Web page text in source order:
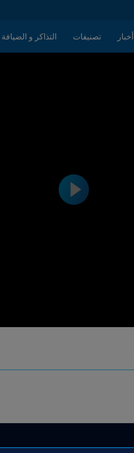
أخبار تصنيفات التذاكر و الضيافة